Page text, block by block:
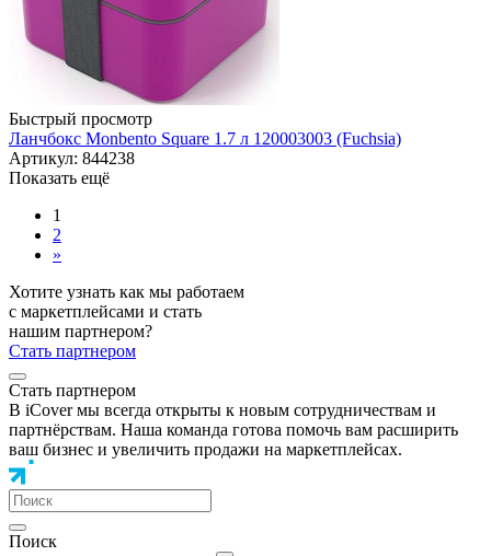
Быстрый просмотр
Ланчбокс Monbento Square 1.7 л 120003003 (Fuchsia)
Артикул: 844238
Показать ещё
1
2
»
Хотите узнать как мы работаем
с маркетплейсами и стать
нашим партнером?
Стать партнером
Стать партнером
В iCover мы всегда открыты к новым сотрудничествам и
партнёрствам. Наша команда готова помочь вам расширить
ваш бизнес и увеличить продажи на маркетплейсах.
Поиск